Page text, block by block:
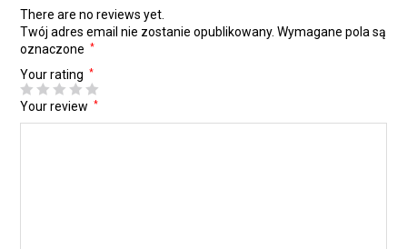
There are no reviews yet.
Twój adres email nie zostanie opublikowany. Wymagane pola są
oznaczone
*
Your rating *
Your review *